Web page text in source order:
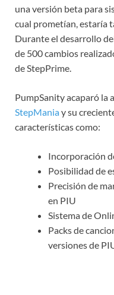
una versión beta para
cual prometían, estaría
Durante el desarrollo
de 500 cambios
de StepPrime.
PumpSanity acaparó la
StepManiay su
características como:
Incorporación
Posibilidad de
Precisión de
en PIU
Sistema de
Packs de
versiones de